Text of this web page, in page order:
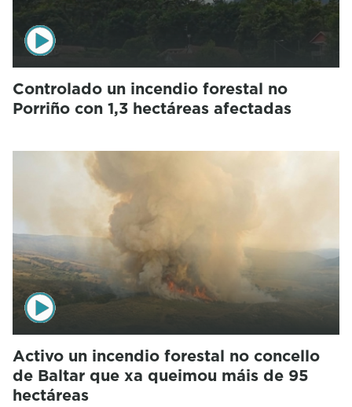
Controlado un incendio forestal no
Porriño con 1,3 hectáreas afectadas
Activo un incendio forestal no concello
de Baltar que xa queimou máis de 95
hectáreas